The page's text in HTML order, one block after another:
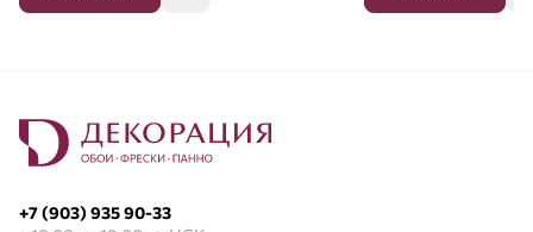
+7 (903) 935 90-33